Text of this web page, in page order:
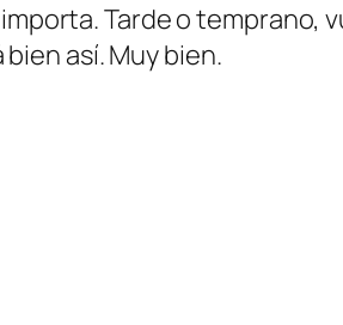
Tarde o temprano,
así. Muy bien.